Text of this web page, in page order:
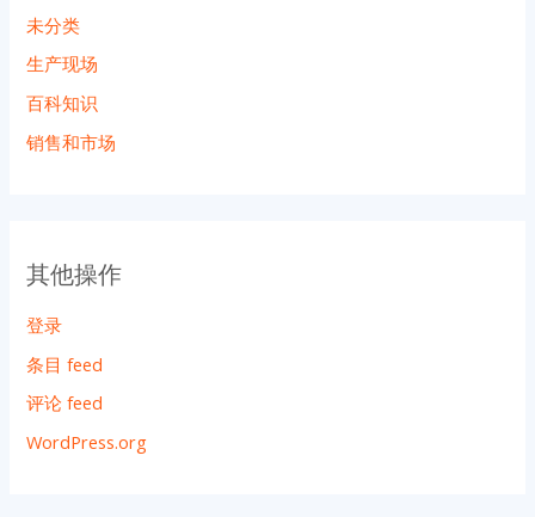
未分类
生产现场
百科知识
销售和市场
其他操作
登录
条目 feed
评论 feed
WordPress.org